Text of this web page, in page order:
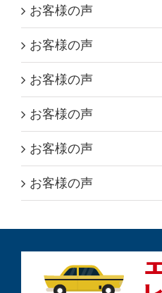
お客様の声
お客様の声
お客様の声
お客様の声
お客様の声
お客様の声